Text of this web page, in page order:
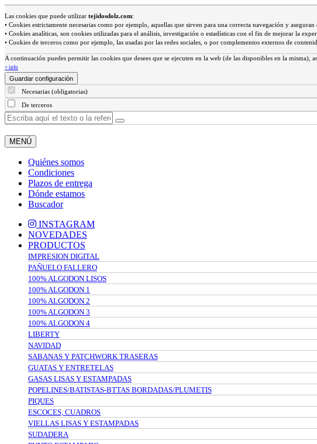
Las cookies que puede utilizar tejidosdolz.com:
• Cookies estrictamente necesarias como por ejemplo, aquellas que sirven para una correcta navegación y
• Cookies analíticas, son cookies utilizadas para el análisis, investigación o estadísticas con el fin de mejorar la
• Cookies de terceros como por ejemplo, las usadas por las redes sociales, o por complementos externos de
A continuación puedes permitir las cookies que desees que se ejecuten en la web (de las disponibles en la misma),
+ info
Guardar configuración
Necesarias (obligatorias)
De terceros
MENÚ
Quiénes somos
Condiciones
Plazos de entrega
Dónde estamos
Buscador
INSTAGRAM
NOVEDADES
PRODUCTOS
IMPRESION DIGITAL
PAÑUELO FALLERO
100% ALGODON LISOS
100% ALGODON 1
100% ALGODON 2
100% ALGODON 3
100% ALGODON 4
LIBERTY
NAVIDAD
SABANAS Y PATCHWORK TRASERAS
GUATAS Y ENTRETELAS
GASAS LISAS Y ESTAMPADAS
POPELINES/BATISTAS-BTTAS BORDADAS/PLUMETIS
PIQUES
ESCOCES, CUADROS
VIELLAS LISAS Y ESTAMPADAS
SUDADERA